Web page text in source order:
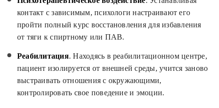
контакт с зависимым, психологи настраивают его
пройти полный курс восстановления для избавления
от тяги к спиртному или ПАВ.
Реабилитация. Находясь в реабилитационном центре,
пациент изолируется от внешней среды, учится заново
выстраивать отношения с окружающими,
контролировать свое поведение и эмоции.